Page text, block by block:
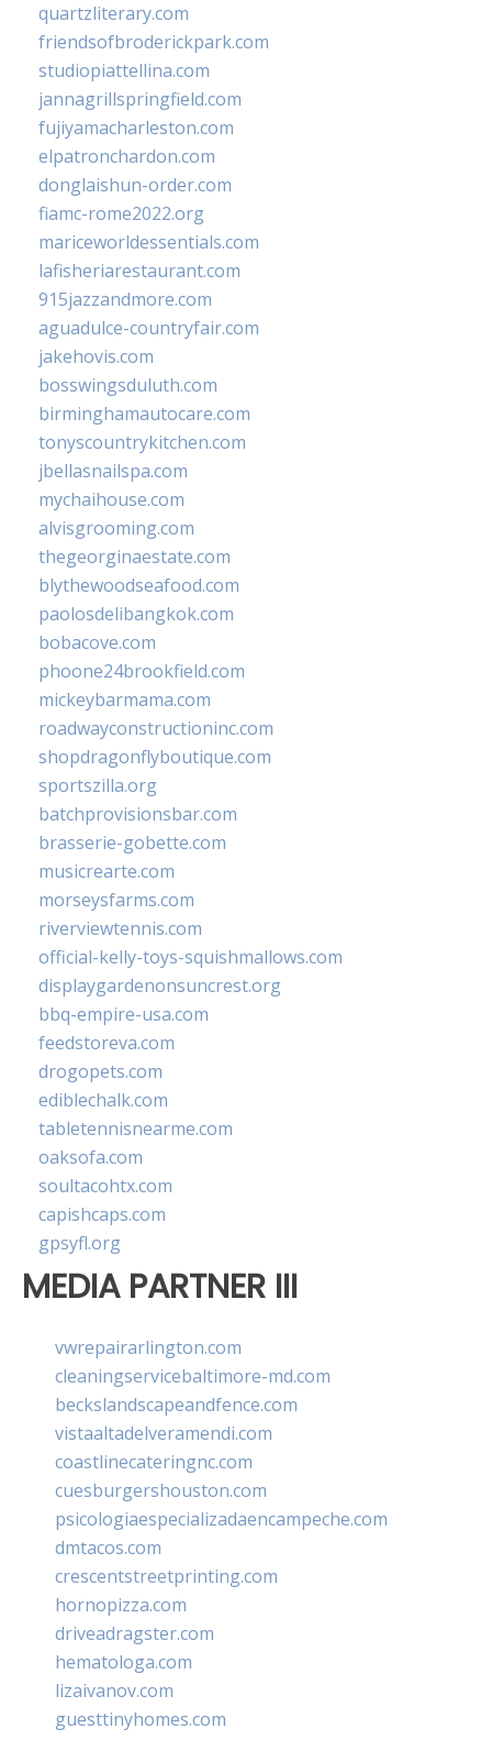
quartzliterary.com
friendsofbroderickpark.com
studiopiattellina.com
jannagrillspringfield.com
fujiyamacharleston.com
elpatronchardon.com
donglaishun-order.com
fiamc-rome2022.org
mariceworldessentials.com
lafisheriarestaurant.com
915jazzandmore.com
aguadulce-countryfair.com
jakehovis.com
bosswingsduluth.com
birminghamautocare.com
tonyscountrykitchen.com
jbellasnailspa.com
mychaihouse.com
alvisgrooming.com
thegeorginaestate.com
blythewoodseafood.com
paolosdelibangkok.com
bobacove.com
phoone24brookfield.com
mickeybarmama.com
roadwayconstructioninc.com
shopdragonflyboutique.com
sportszilla.org
batchprovisionsbar.com
brasserie-gobette.com
musicrearte.com
morseysfarms.com
riverviewtennis.com
official-kelly-toys-squishmallows.com
displaygardenonsuncrest.org
bbq-empire-usa.com
feedstoreva.com
drogopets.com
ediblechalk.com
tabletennisnearme.com
oaksofa.com
soultacohtx.com
capishcaps.com
gpsyfl.org
MEDIA PARTNER III
vwrepairarlington.com
cleaningservicebaltimore-md.com
beckslandscapeandfence.com
vistaaltadelveramendi.com
coastlinecateringnc.com
cuesburgershouston.com
psicologiaespecializadaencampeche.com
dmtacos.com
crescentstreetprinting.com
hornopizza.com
driveadragster.com
hematologa.com
lizaivanov.com
guesttinyhomes.com